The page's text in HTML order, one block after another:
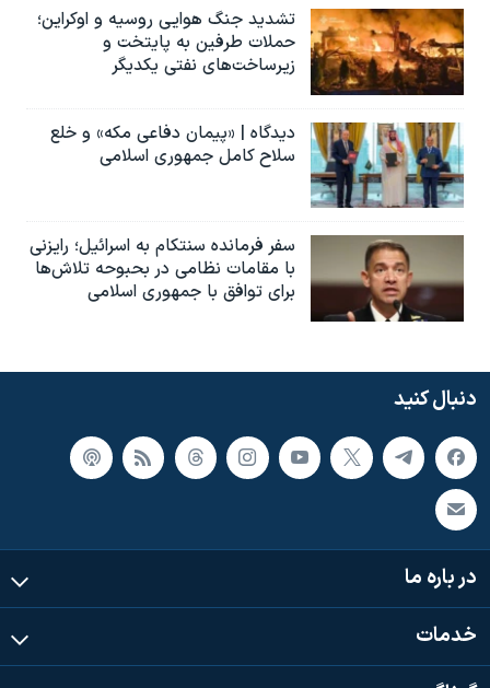
تشدید جنگ هوایی روسیه و اوکراین؛
حملات طرفین به پایتخت‌ و
زیرساخت‌های نفتی یکدیگر
دیدگاه | «پیمان دفاعی مکه» و خلع
سلاح کامل جمهوری اسلامی
سفر فرمانده سنتکام به اسرائیل؛ رایزنی
با مقامات نظامی در بحبوحه تلاش‌ها
برای توافق با جمهوری اسلامی
دنبال کنید
در باره ما
خدمات